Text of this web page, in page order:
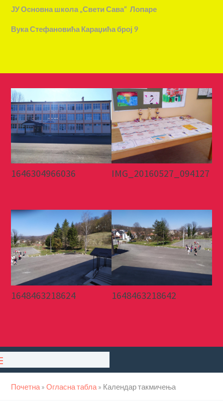
ЈУ Основна школа „Свети Сава“ Лопаре
Вука Стефановића Караџића број 9
1646304966036 IMG_20160527_094127
1648463218624 1648463218642
Почетна »Огласна табла » Календар такмичења